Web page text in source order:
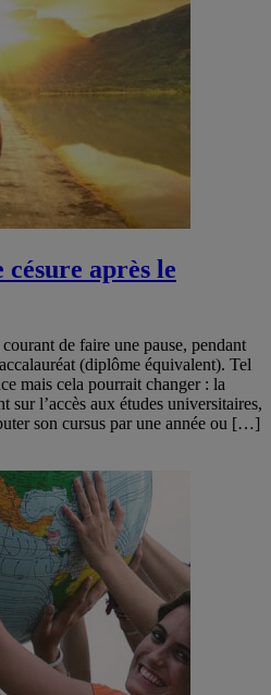
césure après le
de faire une pause, pendant
(diplôme équivalent). Tel
mais cela pourrait changer : la
sur l’accès aux études universitaires,
son cursus par une année ou […]